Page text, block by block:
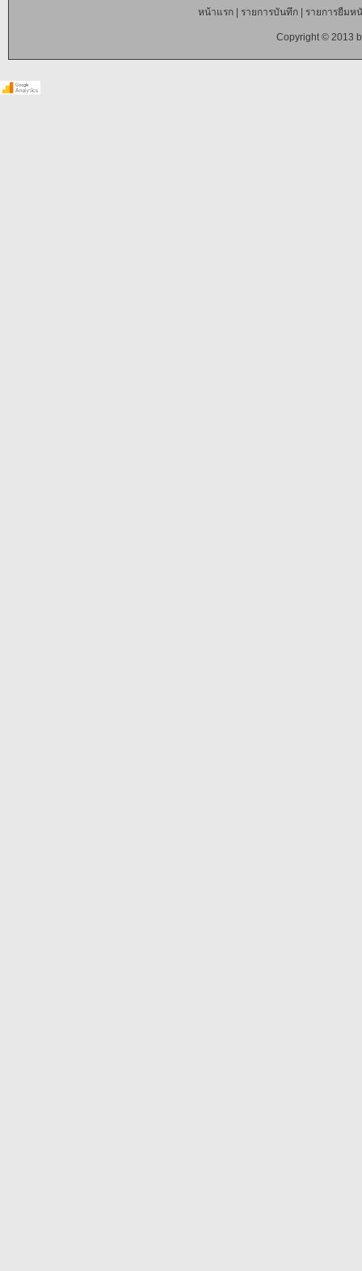
หน้าแรก| รายการบันทึก| รายการยืมห
Copyright © 2013